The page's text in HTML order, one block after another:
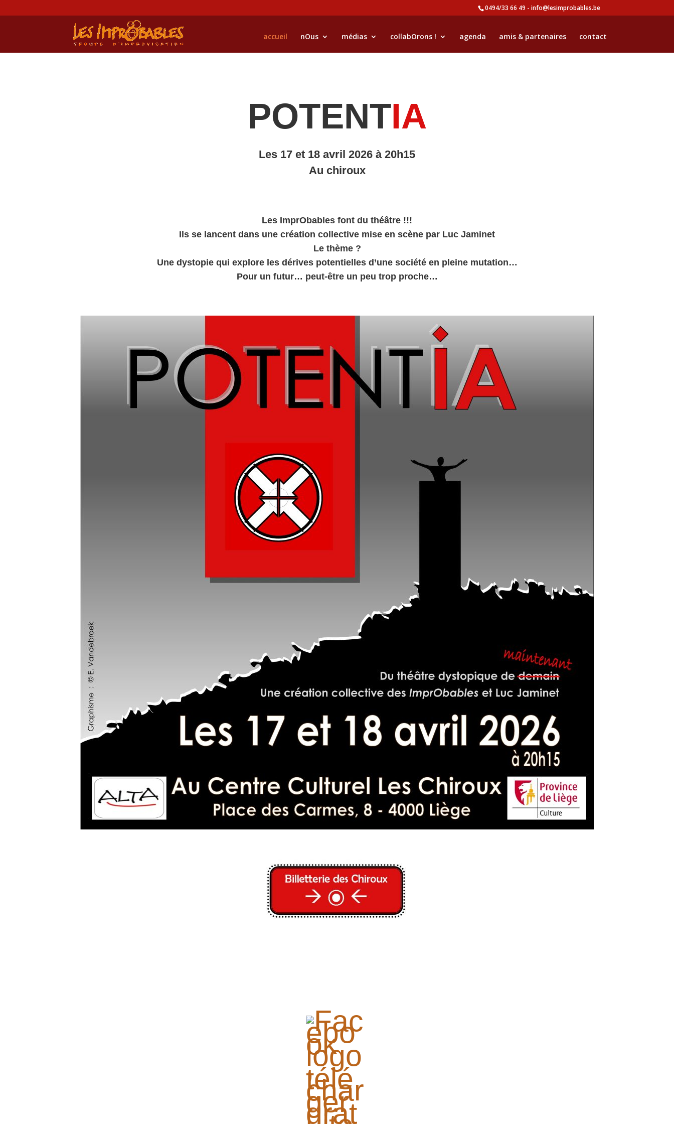
0494/33 66 49 - info@lesimprobables.be
accueil nOus médias collabOrons ! agenda amis & partenaires contact
POTENTIA
Les 17 et 18 avril 2026 à 20h15
Au chiroux
Les ImprObables font du théâtre !!!
Ils se lancent dans une création collective mise en scène par Luc Jaminet
Le thème ?
Une dystopie qui explore les dérives potentielles d’une société en pleine mutation…
Pour un futur… peut-être un peu trop proche…